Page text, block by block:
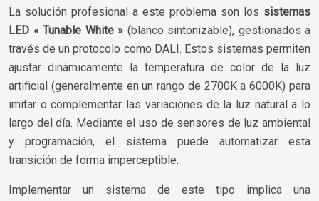
La solución profesional a este problema son los sistemas
LED « Tunable White » (blanco sintonizable), gestionados a
través de un protocolo como DALI. Estos sistemas permiten
ajustar dinámicamente la temperatura de color de la luz
artificial (generalmente en un rango de 2700K a 6000K) para
imitar o complementar las variaciones de la luz natural a lo
largo del día. Mediante el uso de sensores de luz ambiental
y programación, el sistema puede automatizar esta
transición de forma imperceptible.
Implementar un sistema de este tipo implica una